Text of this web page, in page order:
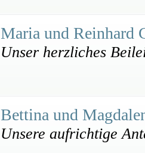
Maria und Reinhard
Unser herzliches
Bettina und
Unsere aufrichtige